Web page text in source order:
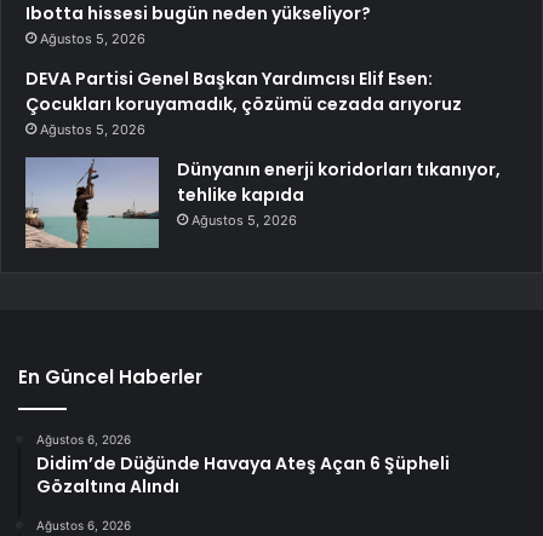
Ibotta hissesi bugün neden yükseliyor?
Ağustos 5, 2026
DEVA Partisi Genel Başkan Yardımcısı Elif Esen:
Çocukları koruyamadık, çözümü cezada arıyoruz
Ağustos 5, 2026
Dünyanın enerji koridorları tıkanıyor,
tehlike kapıda
Ağustos 5, 2026
En Güncel Haberler
Ağustos 6, 2026
Didim’de Düğünde Havaya Ateş Açan 6 Şüpheli
Gözaltına Alındı
Ağustos 6, 2026